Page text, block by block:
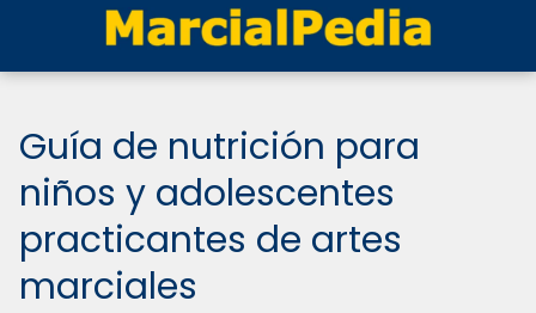
Guía de nutrición para
niños y adolescentes
practicantes de artes
marciales